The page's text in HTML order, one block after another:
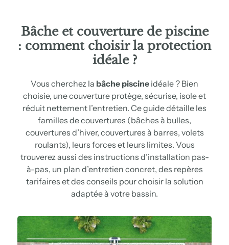
Bâche et couverture de piscine
: comment choisir la protection
idéale ?
Vous cherchez la bâche piscine idéale ? Bien
choisie, une couverture protège, sécurise, isole et
réduit nettement l’entretien. Ce guide détaille les
familles de couvertures (bâches à bulles,
couvertures d’hiver, couvertures à barres, volets
roulants), leurs forces et leurs limites. Vous
trouverez aussi des instructions d’installation pas-
à-pas, un plan d’entretien concret, des repères
tarifaires et des conseils pour choisir la solution
adaptée à votre bassin.